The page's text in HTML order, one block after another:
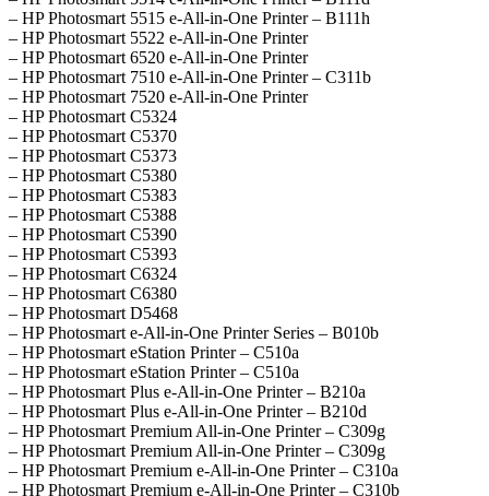
– HP Photosmart 5515 e-All-in-One Printer – B111h
– HP Photosmart 5522 e-All-in-One Printer
– HP Photosmart 6520 e-All-in-One Printer
– HP Photosmart 7510 e-All-in-One Printer – C311b
– HP Photosmart 7520 e-All-in-One Printer
– HP Photosmart C5324
– HP Photosmart C5370
– HP Photosmart C5373
– HP Photosmart C5380
– HP Photosmart C5383
– HP Photosmart C5388
– HP Photosmart C5390
– HP Photosmart C5393
– HP Photosmart C6324
– HP Photosmart C6380
– HP Photosmart D5468
– HP Photosmart e-All-in-One Printer Series – B010b
– HP Photosmart eStation Printer – C510a
– HP Photosmart eStation Printer – C510a
– HP Photosmart Plus e-All-in-One Printer – B210a
– HP Photosmart Plus e-All-in-One Printer – B210d
– HP Photosmart Premium All-in-One Printer – C309g
– HP Photosmart Premium All-in-One Printer – C309g
– HP Photosmart Premium e-All-in-One Printer – C310a
– HP Photosmart Premium e-All-in-One Printer – C310b